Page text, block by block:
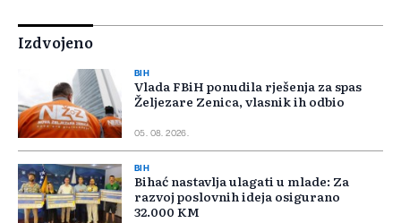
Izdvojeno
BIH
Vlada FBiH ponudila rješenja za spas
Željezare Zenica, vlasnik ih odbio
05. 08. 2026.
BIH
Bihać nastavlja ulagati u mlade: Za
razvoj poslovnih ideja osigurano
32.000 KM